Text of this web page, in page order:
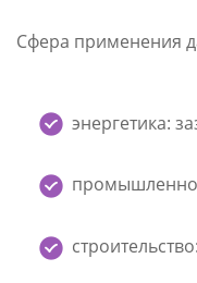
Сфера применения
энергетика: